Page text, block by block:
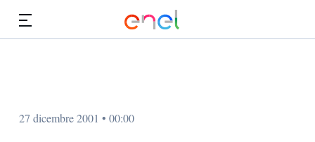
27 dicembre 2001 • 00:00